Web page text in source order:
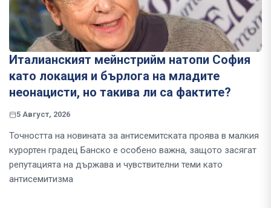
Италианският мейнстрийм натопи София
като локация и бърлога на младите
неонацисти, но такива ли са фактите?
5 Август, 2026
Точността на новината за антисемитската проява в малкия
курортен градец Банско е особено важна, защото засягат
репутацията на държава и чувствителни теми като
антисемитизма